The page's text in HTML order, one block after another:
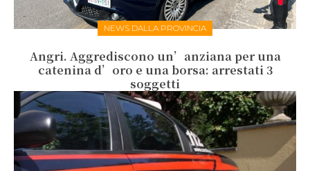
NEWS DALLA PROVINCIA
Angri. Aggrediscono un’anziana per una
catenina d’oro e una borsa: arrestati 3
soggetti